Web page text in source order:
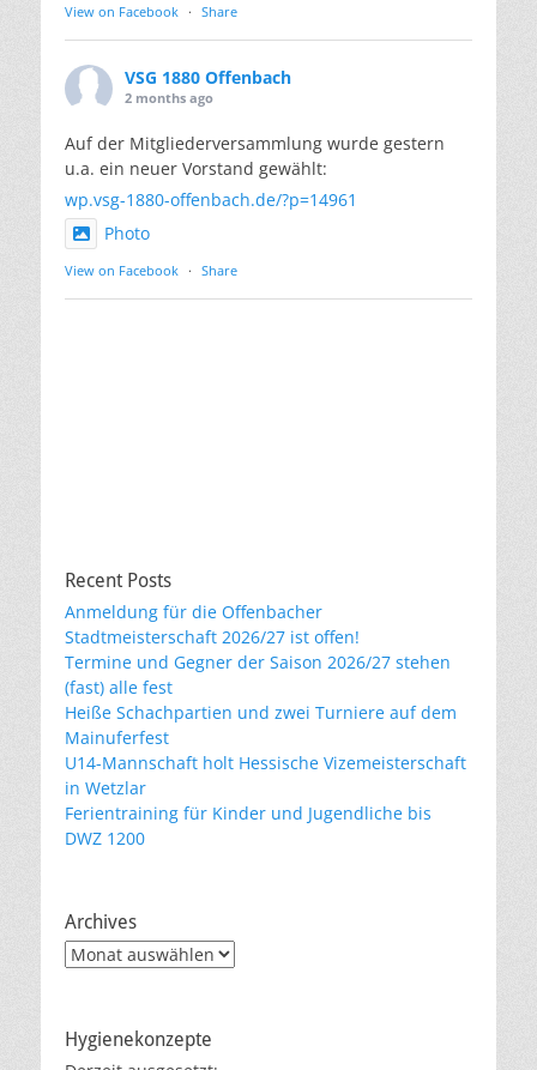
View on Facebook · Share
VSG 1880 Offenbach
2 months ago
Auf der Mitgliederversammlung wurde gestern
u.a. ein neuer Vorstand gewählt:
wp.vsg-1880-offenbach.de/?p=14961
Photo
View on Facebook · Share
Recent Posts
Anmeldung für die Offenbacher
Stadtmeisterschaft 2026/27 ist offen!
Termine und Gegner der Saison 2026/27 stehen
(fast) alle fest
Heiße Schachpartien und zwei Turniere auf dem
Mainuferfest
U14-Mannschaft holt Hessische Vizemeisterschaft
in Wetzlar
Ferientraining für Kinder und Jugendliche bis
DWZ 1200
Archives
Archives
Hygienekonzepte